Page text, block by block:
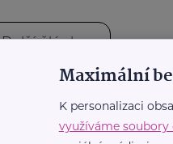
Další články
Cestování Recepty
Maximální
K personalizaci
využíváme soubory